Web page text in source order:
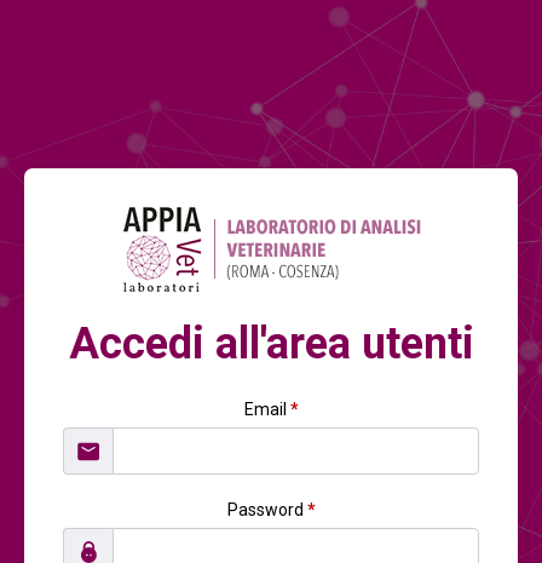
Accedi all'area utenti
Email *
Password *